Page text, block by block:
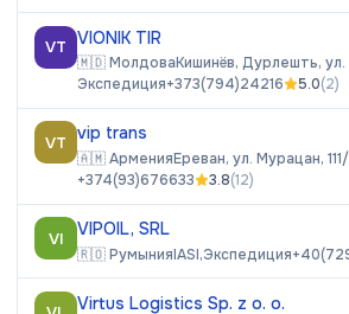
VT VIONIK TIR
🇲🇩МолдоваКишинёв, Дурлешть,
Экспедиция+373(794)24216 5.0(2)
VT vip trans
🇦🇲АрменияЕреван, ул. Мурацан,
+374(93)676633
3.8(12)
VI VIPOIL, SRL
🇷🇴РумынияIASI,Экспедиция
Virtus Logistics Sp. z o. o.